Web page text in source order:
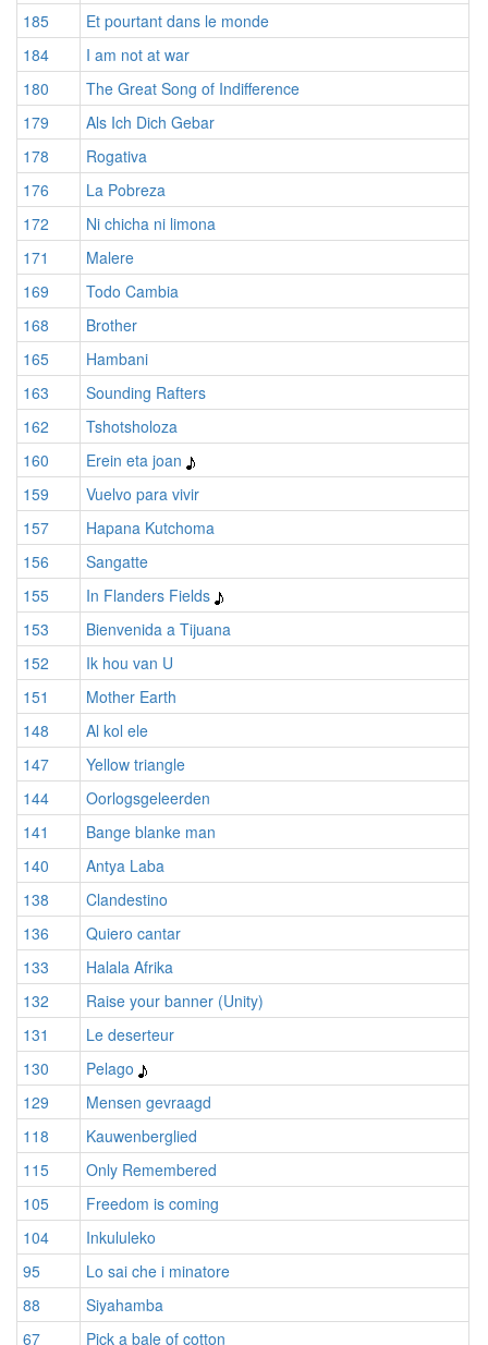
185
Et pourtant dans le monde
184
I am not at war
180
The Great Song of Indifference
179
Als Ich Dich Gebar
178
Rogativa
176
La Pobreza
172
Ni chicha ni limona
171
Malere
169
Todo Cambia
168
Brother
165
Hambani
163
Sounding Rafters
162
Tshotsholoza
160
Erein eta joan
159
Vuelvo para vivir
157
Hapana Kutchoma
156
Sangatte
155
In Flanders Fields
153
Bienvenida a Tijuana
152
Ik hou van U
151
Mother Earth
148
Al kol ele
147
Yellow triangle
144
Oorlogsgeleerden
141
Bange blanke man
140
Antya Laba
138
Clandestino
136
Quiero cantar
133
Halala Afrika
132
Raise your banner (Unity)
131
Le deserteur
130
Pelago
129
Mensen gevraagd
118
Kauwenberglied
115
Only Remembered
105
Freedom is coming
104
Inkululeko
95
Lo sai che i minatore
88
Siyahamba
67
Pick a bale of cotton